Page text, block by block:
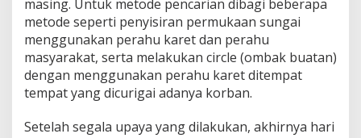
masing. Untuk metode pencarian dibagi beberapa
metode seperti penyisiran permukaan sungai
menggunakan perahu karet dan perahu
masyarakat, serta melakukan circle (ombak buatan)
dengan menggunakan perahu karet ditempat
tempat yang dicurigai adanya korban.
Setelah segala upaya yang dilakukan, akhirnya hari